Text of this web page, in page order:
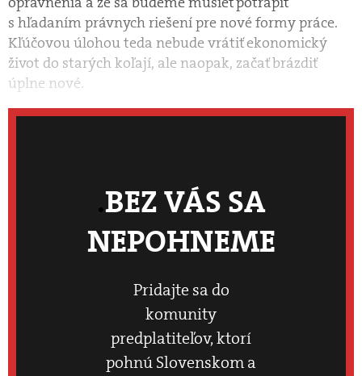
s hľadaním právnych riešení pre nové formy práce.
Kľúčovou úlohou teda nebude vrátiť ekonomický
život do starých koľají, ale naopak, začať brázdiť
úplne nové.
BEZ VÁS SA
NEPOHNEME
Pridajte sa do
komunity
predplatiteľov, ktorí
pohnú Slovenskom a